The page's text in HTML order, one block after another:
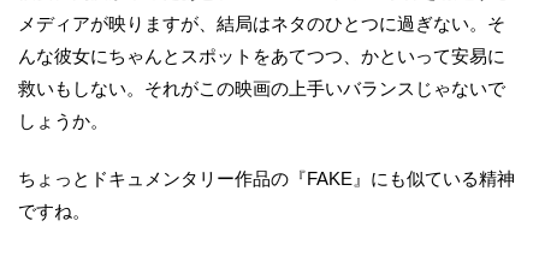
メディアが映りますが、結局はネタのひとつに過ぎない。そ
んな彼女にちゃんとスポットをあてつつ、かといって安易に
救いもしない。それがこの映画の上手いバランスじゃないで
しょうか。
ちょっとドキュメンタリー作品の『FAKE』にも似ている精神
ですね。